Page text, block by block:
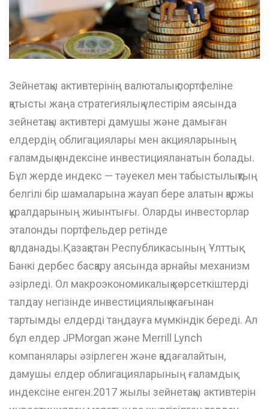
Зейнетақы активтерінің валюталық портфеліне
қатысты жаңа стратегиялық үлестірім аясында
зейнетақы активтері дамушы және дамыған
елдердің облигациялары мен акцияларының
ғаламдық индексіне инвестицияланатын болады.
Бұл жерде индекс — тәуекел мен табыстылықтың
белгілі бір шамаларына жауап бере алатын қаржы
құралдарының жиынтығы. Оларды инвесторлар
эталонды портфельдер ретінде
қолданады.Қазақстан Республикасының Ұлттық
Банкі дербес басқару аясында арнайы механизм
әзірледі. Ол макроэкономикалық көрсеткіштерді
талдау негізінде инвестициялық жағынан
тартымды елдерді таңдауға мүмкіндік береді. Ал
бұл елдер JPMorgan және Merrill Lynch
компанялары әзірлеген және қадағалайтын,
дамушы елдер облигацияларының ғаламдық
индексіне енген.2017 жылы зейнетақы активтерін